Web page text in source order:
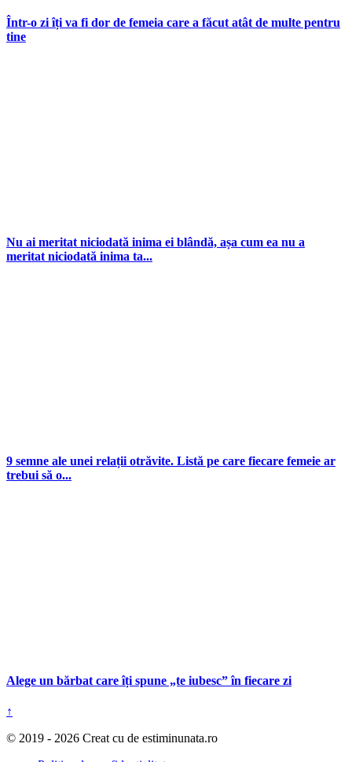
Într-o zi îți va fi dor de femeia care a făcut atât de multe pentru
tine
Nu ai meritat niciodată inima ei blândă, așa cum ea nu a
meritat niciodată inima ta...
9 semne ale unei relații otrăvite. Listă pe care fiecare femeie ar
trebui să o...
Alege un bărbat care îți spune „te iubesc” în fiecare zi
↑
© 2019 - 2026 Creat cu de estiminunata.ro